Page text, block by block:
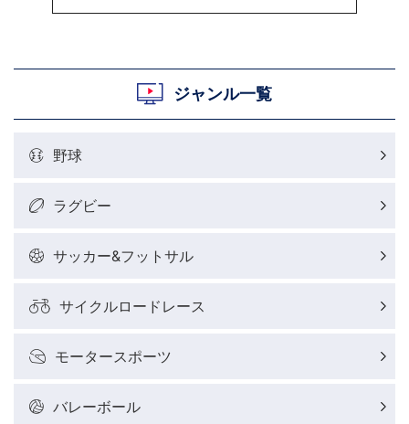
村上晃一ラグビーコラム
ラグビーレポート
野球好きコラム
サイクルロードレースレポート
フィギュアスケートレポート
バスケットボールレポート
ジャンル一覧
野球
ラグビー
サッカー&フットサル
サイクルロードレース
モータースポーツ
バレーボール